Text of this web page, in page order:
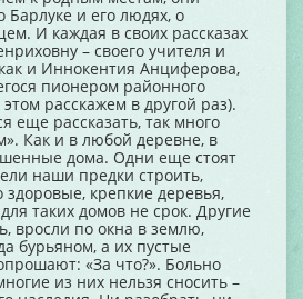
Барлуке и его людях, о
И каждая в своих рассказах
– своего учителя и
и Иннокентия Анциферова,
пионером районного
расскажем в другой раз).
еще рассказать, так много
Как и в любой деревне, в
дома. Одни еще стоят
наши предки строить,
здоровые, крепкие деревья,
таких домов не срок. Другие
вросли по окна в землю,
бурьяном, а их пустые
«За что?». Больно
из них нельзя сносить –